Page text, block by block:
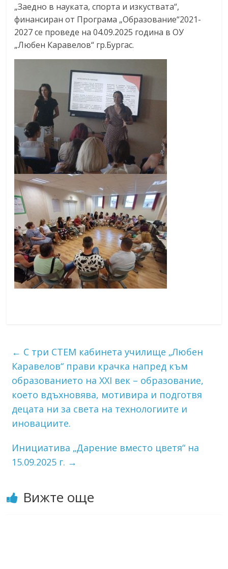
„Заедно в науката, спорта и изкуствата“,
финансиран от Програма „Образование“2021-
2027 се проведе на 04.09.2025 година в ОУ
„Любен Каравелов“ гр.Бургас.
← С три СТЕМ кабинета училище „Любен
Каравелов“ прави крачка напред към
образованието на XXI век – образование,
което вдъхновява, мотивира и подготвя
децата ни за света на технологиите и
иновациите.
Инициатива „Дарение вместо цветя“ на
15.09.2025 г. →
Вижте още